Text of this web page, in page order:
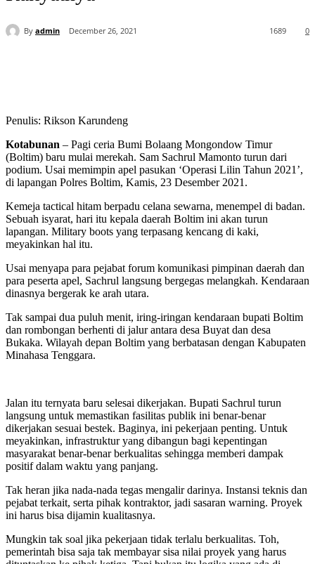
By admin December 26, 2021 0
1689
Penulis: Rikson Karundeng
Kotabunan – Pagi ceria Bumi Bolaang Mongondow Timur
(Boltim) baru mulai merekah. Sam Sachrul Mamonto turun dari
podium. Usai memimpin apel pasukan ‘Operasi Lilin Tahun 2021’,
di lapangan Polres Boltim, Kamis, 23 Desember 2021.
Kemeja tactical hitam berpadu celana sewarna, menempel di badan.
Sebuah isyarat, hari itu kepala daerah Boltim ini akan turun
lapangan. Military boots yang terpasang kencang di kaki,
meyakinkan hal itu.
Usai menyapa para pejabat forum komunikasi pimpinan daerah dan
para peserta apel, Sachrul langsung bergegas melangkah. Kendaraan
dinasnya bergerak ke arah utara.
Tak sampai dua puluh menit, iring-iringan kendaraan bupati Boltim
dan rombongan berhenti di jalur antara desa Buyat dan desa
Bukaka. Wilayah depan Boltim yang berbatasan dengan Kabupaten
Minahasa Tenggara.
Jalan itu ternyata baru selesai dikerjakan. Bupati Sachrul turun
langsung untuk memastikan fasilitas publik ini benar-benar
dikerjakan sesuai bestek. Baginya, ini pekerjaan penting. Untuk
meyakinkan, infrastruktur yang dibangun bagi kepentingan
masyarakat benar-benar berkualitas sehingga memberi dampak
positif dalam waktu yang panjang.
Tak heran jika nada-nada tegas mengalir darinya. Instansi teknis dan
pejabat terkait, serta pihak kontraktor, jadi sasaran warning. Proyek
ini harus bisa dijamin kualitasnya.
Mungkin tak soal jika pekerjaan tidak terlalu berkualitas. Toh,
pemerintah bisa saja tak membayar sisa nilai proyek yang harus